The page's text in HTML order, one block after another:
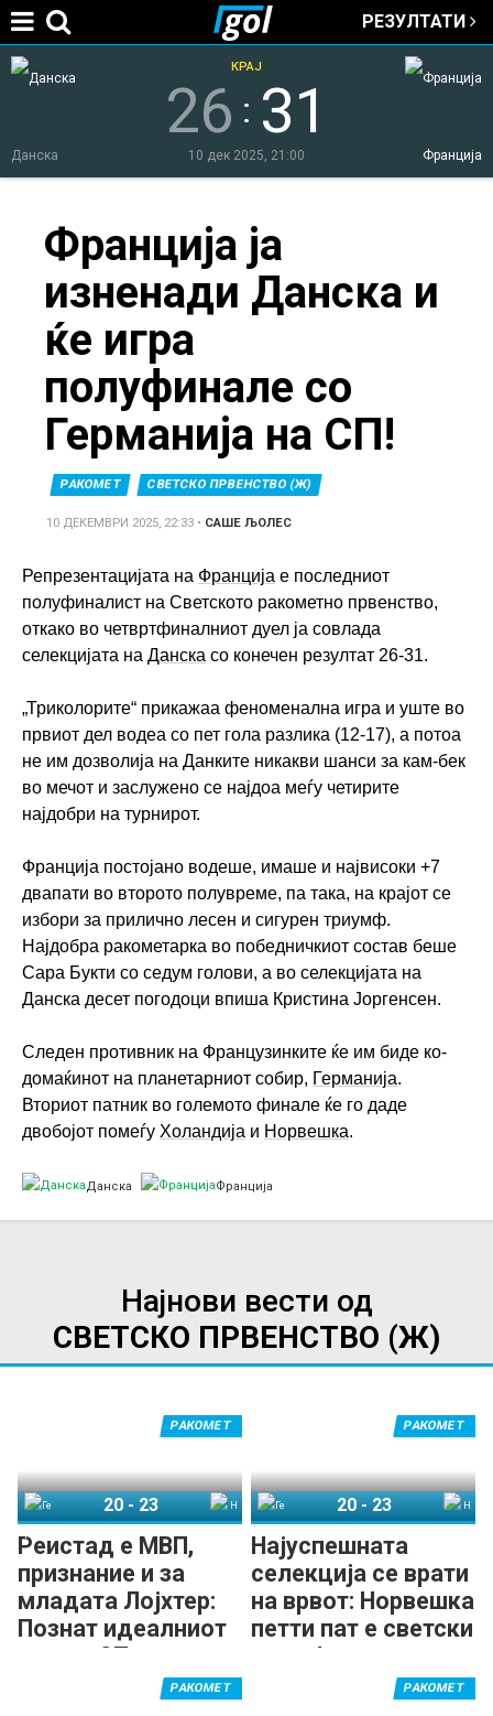
Jump to navigation
РЕЗУЛТАТИ
Данска Франција
26 : 31
КРАЈ
10 дек 2025, 21:00
here
Франција ја
изненади Данска и
ќе игра
полуфинале со
Германија на СП!
РАКОМЕТ СВЕТСКО ПРВЕНСТВО (Ж)
10 ДЕКЕМВРИ 2025, 22:33 • САШЕ ЉОЛЕС
Репрезентацијата на Франција е последниот
полуфиналист на Светското ракометно првенство,
откако во четвртфиналниот дуел ја совлада
селекцијата на Данска со конечен резултат 26-31.
„Триколорите“ прикажаа феноменална игра и уште во
првиот дел водеа со пет гола разлика (12-17), а потоа
не им дозволија на Данките никакви шанси за кам-бек
во мечот и заслужено се најдоа меѓу четирите
најдобри на турнирот.
Франција постојано водеше, имаше и највисоки +7
двапати во второто полувреме, па така, на крајот се
избори за прилично лесен и сигурен триумф.
Најдобра ракометарка во победничкиот состав беше
Сара Букти со седум голови, а во селекцијата на
Данска десет погодоци впиша Кристина Јоргенсен.
Следен противник на Французинките ќе им биде ко-
домаќинот на планетарниот собир, Германија.
Вториот патник во големото финале ќе го даде
двобојот помеѓу Холандија и Норвешка.
Данска Франција
Најнови вести од
СВЕТСКО ПРВЕНСТВО (Ж)
Реистад е МВП,
признание и за
младата Лојхтер:
Познат идеалниот
тим на СП
РАКОМЕТ
20- 23
Најуспешната
селекција се врати
на врвот: Норвешка
петти пат е светски
првак!
РАКОМЕТ
20 - 23
РАКОМЕТ РАКОМЕТ